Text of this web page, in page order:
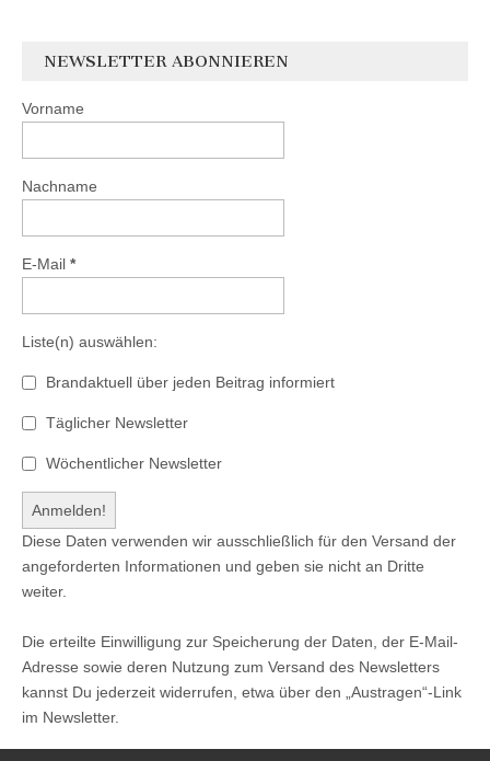
NEWSLETTER ABONNIEREN
Vorname
Nachname
E-Mail *
Liste(n) auswählen:
Brandaktuell über jeden Beitrag informiert
Täglicher Newsletter
Wöchentlicher Newsletter
Diese Daten verwenden wir ausschließlich für den Versand der
angeforderten Informationen und geben sie nicht an Dritte
weiter.
Die erteilte Einwilligung zur Speicherung der Daten, der E-Mail-
Adresse sowie deren Nutzung zum Versand des Newsletters
kannst Du jederzeit widerrufen, etwa über den „Austragen“-Link
im Newsletter.